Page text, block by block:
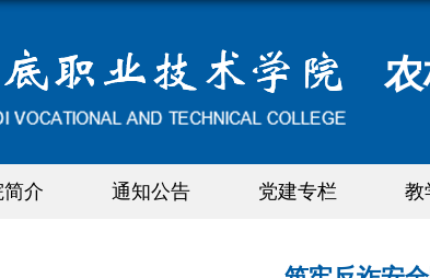
介 通知公告 党建专栏 教